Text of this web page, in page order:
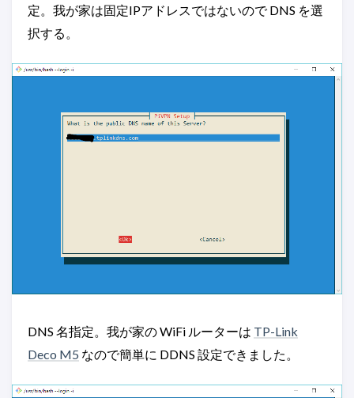
定。我が家は固定IPアドレスではないので DNS を選
択する。
DNS 名指定。我が家の WiFi ルーターは TP-Link
Deco M5 なので簡単に DDNS 設定できました。